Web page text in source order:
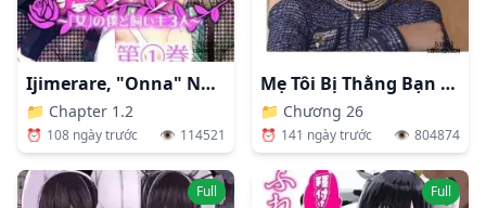
Ijimerare, "Onna" No Boku To Kainushi 3 Nin
📁 Chapter 1.2
⏰ 108 ngày trước 👁️ 114521
Mẹ Tôi Bị Thằng Bạn Chơi.
📁 Chương 26
⏰ 141 ngày trước 👁️ 804874
Full Full